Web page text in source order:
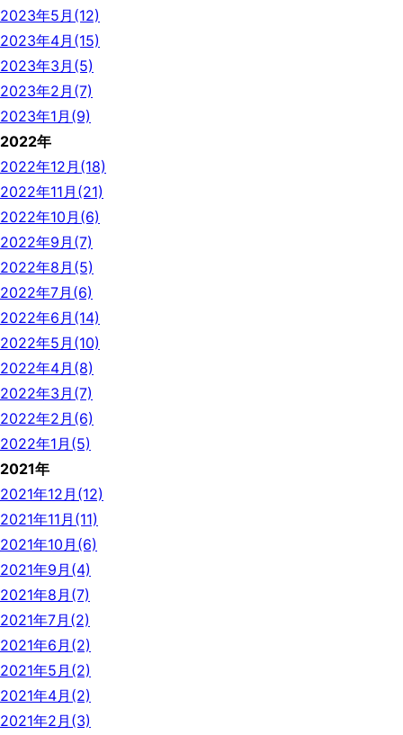
2023年5月(12)
2023年4月(15)
2023年3月(5)
2023年2月(7)
2023年1月(9)
2022年
2022年12月(18)
2022年11月(21)
2022年10月(6)
2022年9月(7)
2022年8月(5)
2022年7月(6)
2022年6月(14)
2022年5月(10)
2022年4月(8)
2022年3月(7)
2022年2月(6)
2022年1月(5)
2021年
2021年12月(12)
2021年11月(11)
2021年10月(6)
2021年9月(4)
2021年8月(7)
2021年7月(2)
2021年6月(2)
2021年5月(2)
2021年4月(2)
2021年2月(3)